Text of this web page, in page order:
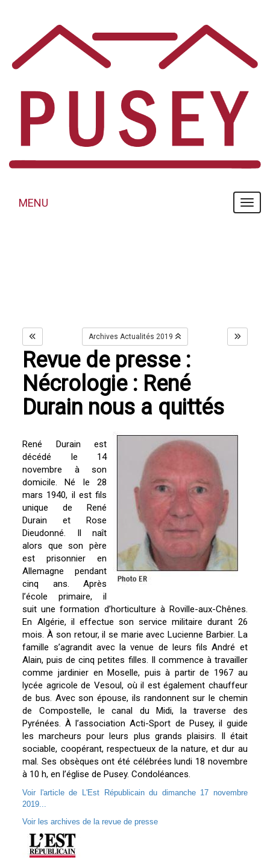
MENU
MENU
Archives Actualités 2019
Revue de presse :
Nécrologie : René
Durain nous a quittés
René Durain est
décédé le 14
novembre à son
domicile. Né le 28
mars 1940, il est fils
unique de René
Durain et Rose
Dieudonné. Il naît
alors que son père
est prisonnier en
Allemagne pendant
cinq ans. Après
l’école primaire, il
suit une formation d’horticulture à Roville-aux-Chênes.
En Algérie, il effectue son service militaire durant 26
mois. À son retour, il se marie avec Lucienne Barbier. La
famille s’agrandit avec la venue de leurs fils André et
Alain, puis de cinq petites filles. Il commence à travailler
comme jardinier en Moselle, puis à partir de 1967 au
lycée agricole de Vesoul, où il est également chauffeur
de bus. Avec son épouse, ils randonnent sur le chemin
de Compostelle, le canal du Midi, la traverse des
Pyrénées. À l’association Acti-Sport de Pusey, il guide
les marcheurs pour leurs plus grands plaisirs. Il était
sociable, coopérant, respectueux de la nature, et dur au
mal. Ses obsèques ont été célébrées lundi 18 novembre
à 10 h, en l’église de Pusey. Condoléances.
Voir l'article de L'Est Républicain du dimanche 17 novembre
2019...
Voir les archives de la revue de presse